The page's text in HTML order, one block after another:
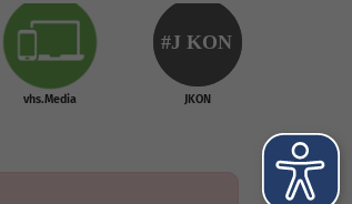
vhs.Media
#J KON
JKON